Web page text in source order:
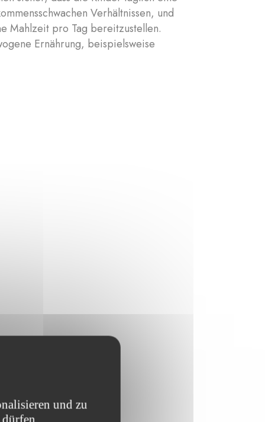
Verhältnissen, und
Mahlzeit pro Tag bereitzustellen.
Ernährung, beispielsweise
und zu